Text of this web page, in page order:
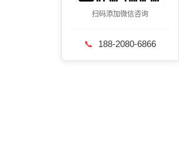
扫码添加微信咨询
📞 188-2080-6866